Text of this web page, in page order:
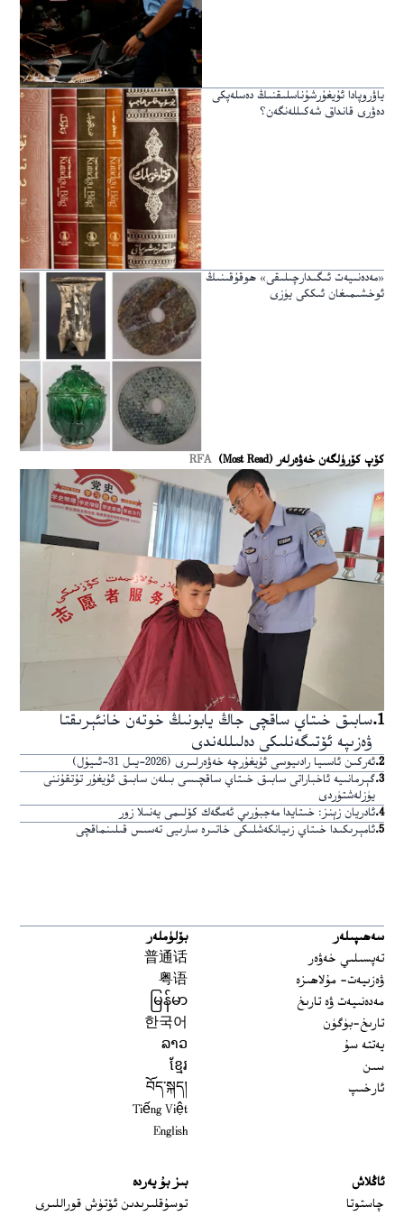
ياۋروپادا ئۇيغۇرشۇناسلىقنىڭ دەسلەپكى
دەۋرى قانداق شەكىللەنگەن؟
«مەدەنىيەت ئىگىدارچىلىقى» ھوقۇقىنىڭ
ئوخشىمىغان ئىككى يۈزى
كۆپ كۆرۈلگەن خەۋەرلەر (Most Read) RFA
1
.سابىق خىتاي ساقچى جاڭ يابونىڭ خوتەن خانئېرىقتا
ۋەزىپە ئۆتىگەنلىكى دەلىللەندى
2
.ئەركىن ئاسىيا رادىيوسى ئۇيغۇرچە خەۋەرلىرى (2026-يىل 31-ئىيۇل)
3
.گېرمانىيە ئاخباراتى سابىق خىتاي ساقچىسى بىلەن سابىق ئۇيغۇر تۇتقۇننى
يۈزلەشتۈردى
4
.ئادريان زېنز: خىتايدا مەجبۇرىي ئەمگەك كۆلىمى يەنىلا زور
5
.ئامېرىكىدا خىتاي زىيانكەشلىكى خاتىرە سارىيى تەسىس قىلىنماقچى
سەھىپىلەر
تەپسىلىي خەۋەر
ۋەزىيەت- مۇلاھىزە
مەدەنىيەت ۋە تارىخ
تارىخ-بۈگۈن
يەتتە سۇ
سىن
ئارخىپ
بۆلۈملەر
普通话
粤语
မြန်မာ
한국어
ລາວ
ខ្មែរ
བོད་སྐད།
Tiếng Việt
English
ئاڭلاش
چاستوتا
بىز بۇ يەردە
توسۇقلىرىدىن ئۆتۈش قوراللىرى